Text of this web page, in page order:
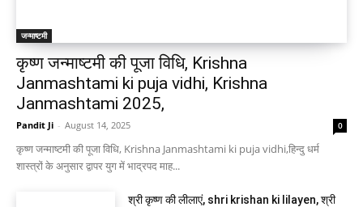
जन्माष्टमी
कृष्ण जन्माष्टमी की पूजा विधि, Krishna
Janmashtami ki puja vidhi, Krishna
Janmashtami 2025,
Pandit Ji - August 14, 2025 0
कृष्ण जन्माष्टमी की पूजा विधि, Krishna Janmashtami ki puja vidhi,हिन्दु धर्म
शास्त्रों के अनुसार द्वापर युग में भाद्रपद माह...
श्री कृष्ण की लीलाएं, shri krishan ki lilayen, श्री